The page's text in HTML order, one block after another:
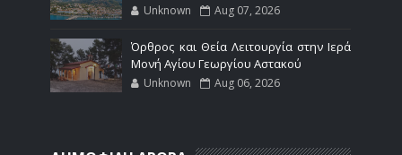
Unknown Aug 07, 2026
Όρθρος και Θεία Λειτουργία στην Ιερά
Μονή Αγίου Γεωργίου Αστακού
Unknown Aug 06, 2026